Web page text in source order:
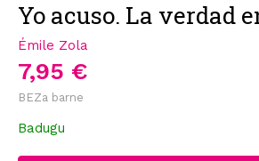
Yo acuso. La verdad
Émile Zola
7,95 €
BEZa barne
Badugu